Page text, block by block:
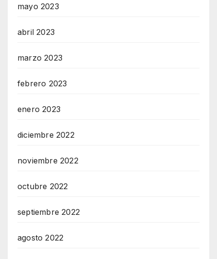
mayo 2023
abril 2023
marzo 2023
febrero 2023
enero 2023
diciembre 2022
noviembre 2022
octubre 2022
septiembre 2022
agosto 2022